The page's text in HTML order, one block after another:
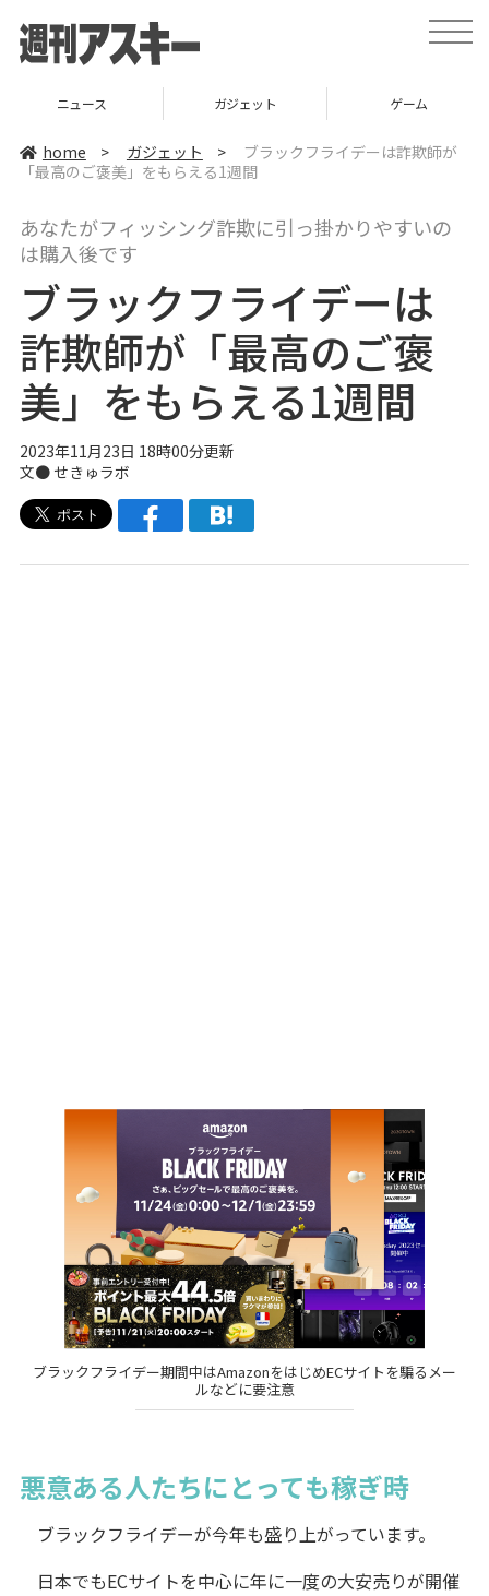
t
o
a
v
t
ニュース ガジェット ゲーム
home > ガジェット >
ブラックフライデーは詐欺師が
「最高のご褒美」をもらえる1週間
あなたがフィッシング詐欺に引っ掛かりやすいの
は購入後です
ブラックフライデーは
詐欺師が「最高のご褒
美」をもらえる1週間
2023年11月23日 18時00分更新
文● せきゅラボ
ブラックフライデー期間中はAmazonをはじめECサイトを騙るメー
ルなどに要注意
悪意ある人たちにとっても稼ぎ時
ブラックフライデーが今年も盛り上がっています。
日本でもECサイトを中心に年に一度の大安売りが開催